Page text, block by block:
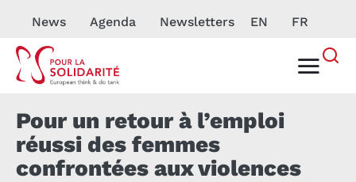
News Agenda Newsletters EN FR
Pour un retour à l’emploi
réussi des femmes
confrontées aux violences